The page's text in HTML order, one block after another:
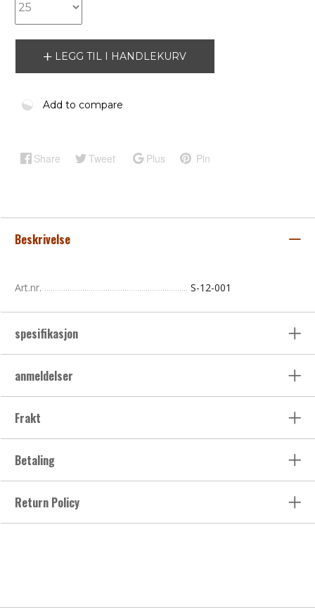
LEGG TIL I HANDLEKURV
Add to compare
Share Tweet Plus Pin
Beskrivelse
Art.nr. S-12-001
spesifikasjon
anmeldelser
Frakt
Betaling
Return Policy